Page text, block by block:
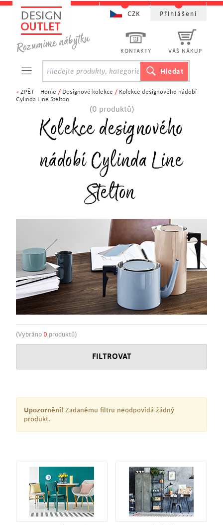
< ZPĚT Home / Designové kolekce / Kolekce designového nádobí
Cylinda Line Stelton
(0 produktů)
Kolekce designového
nádobí Cylinda Line
Stelton
(Vybráno 0 produktů)
FILTROVAT
Upozornění! Zadanému filtru neodpovídá žádný
produkt.
KONTAKTY VÁŠ NÁKUP
CZK Přihlášení